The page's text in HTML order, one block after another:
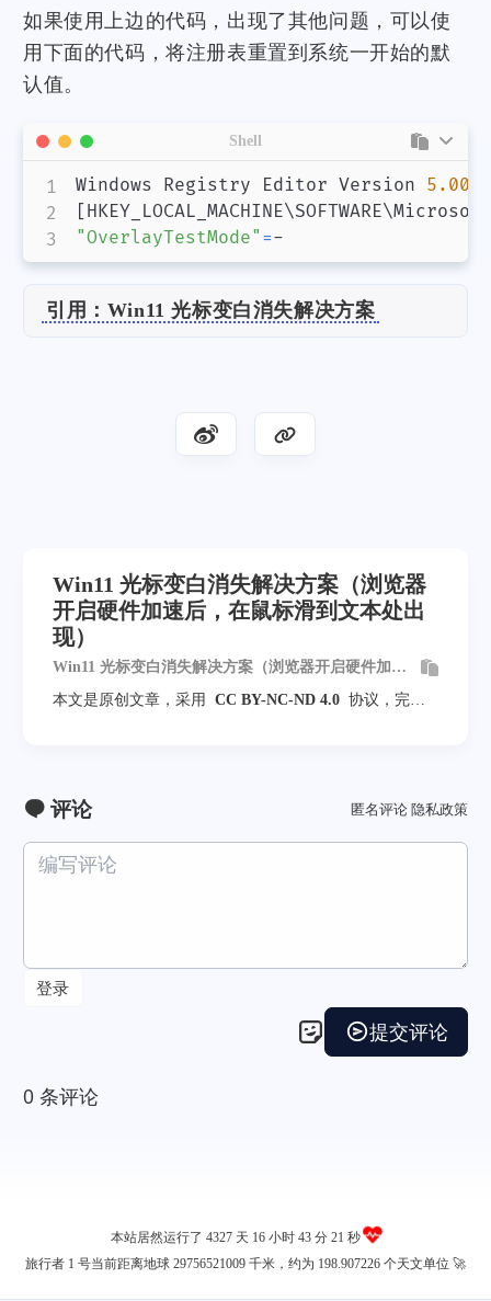
如果使用上边的代码，出现了其他问题，可以使
用下面的代码，将注册表重置到系统一开始的默
认值。
Windows Registry Editor Version 5.00
[ HKEY_LOCAL_MACHINE\SOFTWARE\Microsoft
"OverlayTestMode" =-
Shell
引用：Win11 光标变白消失解决方案
Win11 光标变白消失解决方案（浏览器
开启硬件加速后，在鼠标滑到文本处出
现）
Win11 光标变白消失解决方案（浏览器开启硬件加速
本文是原创文章，采用
CC BY-NC-ND 4.0 协议，完整
评论 匿名评论 隐私政策
本站居然运行了 4327 天 16 小时 43 分 22 秒
旅行者 1 号当前距离地球 29756521026 千米，约为 198.907226 个天文单位 🚀